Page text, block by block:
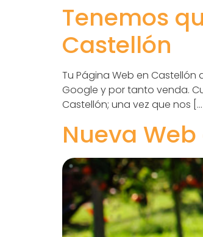
Tenemos
Castellón
Tu Página Web en
Google y por tanto venda.
Castellón; una vez que nos […]
Nueva Web